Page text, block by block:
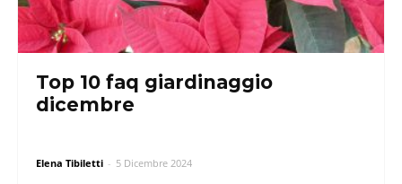
Top 10 faq giardinaggio
dicembre
Elena Tibiletti - 5 Dicembre 2024